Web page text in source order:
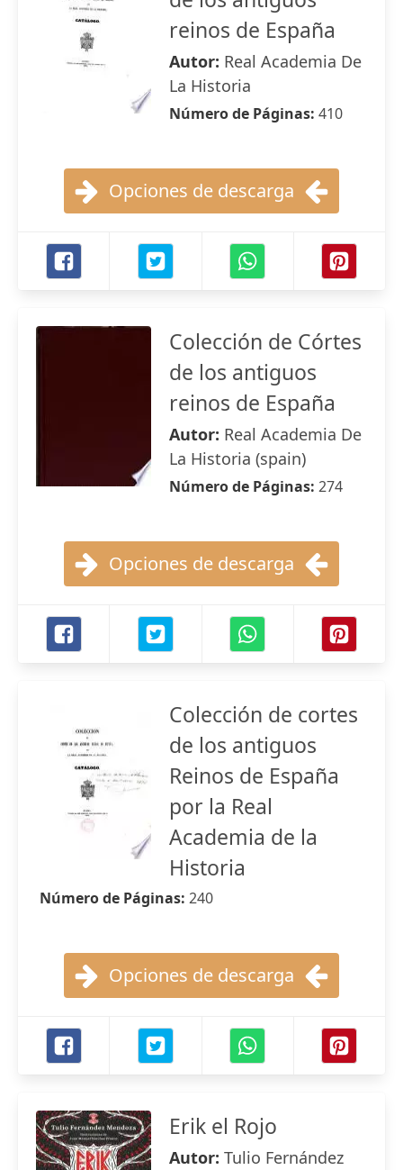
reinos de España
Autor: Real Academia De
La Historia
Número de Páginas: 410
Opciones de descarga
Colección de Córtes
de los antiguos
reinos de España
Autor: Real Academia De
La Historia (spain)
Número de Páginas: 274
Opciones de descarga
Colección de cortes
de los antiguos
Reinos de España
por la Real
Academia de la
Historia
Número de Páginas: 240
Opciones de descarga
Erik el Rojo
Autor: Tulio Fernández